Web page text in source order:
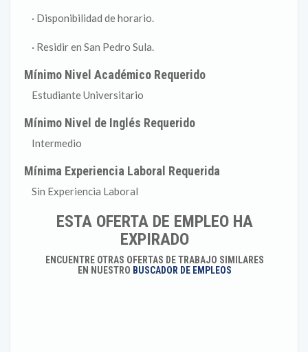
· Disponibilidad de horario.
· Residir en San Pedro Sula.
Mínimo Nivel Académico Requerido
Estudiante Universitario
Mínimo Nivel de Inglés Requerido
Intermedio
Mínima Experiencia Laboral Requerida
Sin Experiencia Laboral
ESTA OFERTA DE EMPLEO HA
EXPIRADO
ENCUENTRE OTRAS OFERTAS DE TRABAJO SIMILARES
EN NUESTRO BUSCADOR DE EMPLEOS